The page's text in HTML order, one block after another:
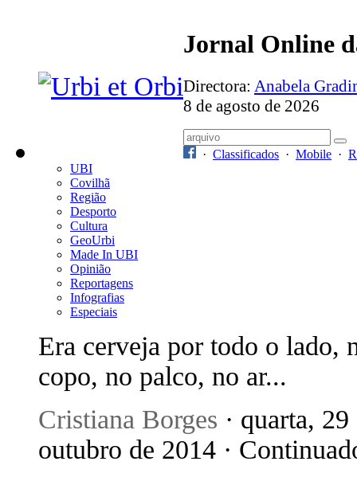
Jornal Online
Directora: Anabela
8 de agosto de 2026
· Classificados · Mobile ·
UBI
Covilhã
Região
Desporto
Cultura
GeoUrbi
Made In UBI
Opinião
Reportagens
Infografias
Especiais
Era cerveja por todo o lado,
copo, no palco, no ar...
Cristiana Borges · quarta, 29
outubro de 2014 ·